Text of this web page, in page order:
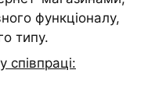
функціоналу,
типу.
співпраці: